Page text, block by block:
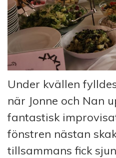
Under kvällen
när Jonne och Nan
fantastisk
fönstren nästan
tillsammans fick